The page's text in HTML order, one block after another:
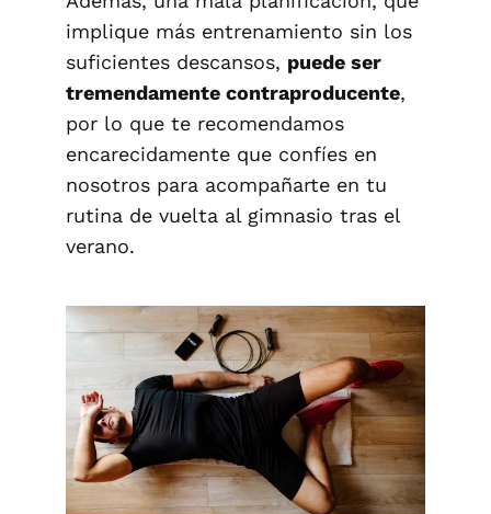
implique más entrenamiento sin los
suficientes descansos, puede ser
tremendamente contraproducente,
por lo que te recomendamos
encarecidamente que confíes en
nosotros para acompañarte en tu
rutina de vuelta al gimnasio tras el
verano.